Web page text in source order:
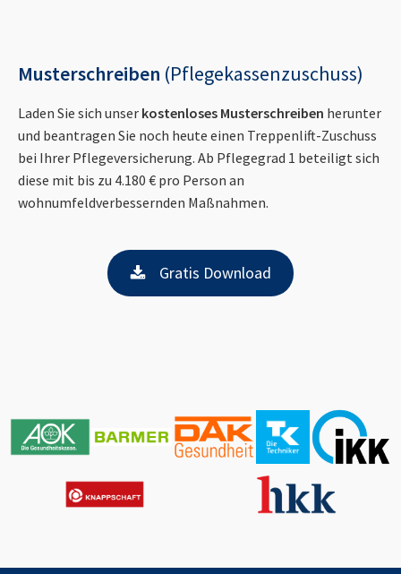
Musterschreiben (Pflegekassenzuschuss)
Laden Sie sich unser kostenloses Musterschreiben herunter
und beantragen Sie noch heute einen Treppenlift-Zuschuss
bei Ihrer Pflegeversicherung. Ab Pflegegrad 1 beteiligt sich
diese mit bis zu 4.180 € pro Person an
wohnumfeldverbessernden Maßnahmen.
Gratis Download